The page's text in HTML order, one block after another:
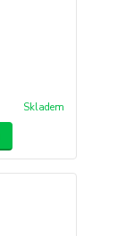
Skladem